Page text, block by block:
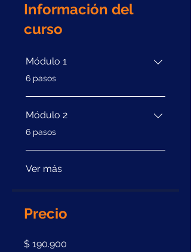
Información del
curso
Módulo 1
.6 pasos
Módulo 2
.6 pasos
Ver más
Precio
$ 190.900